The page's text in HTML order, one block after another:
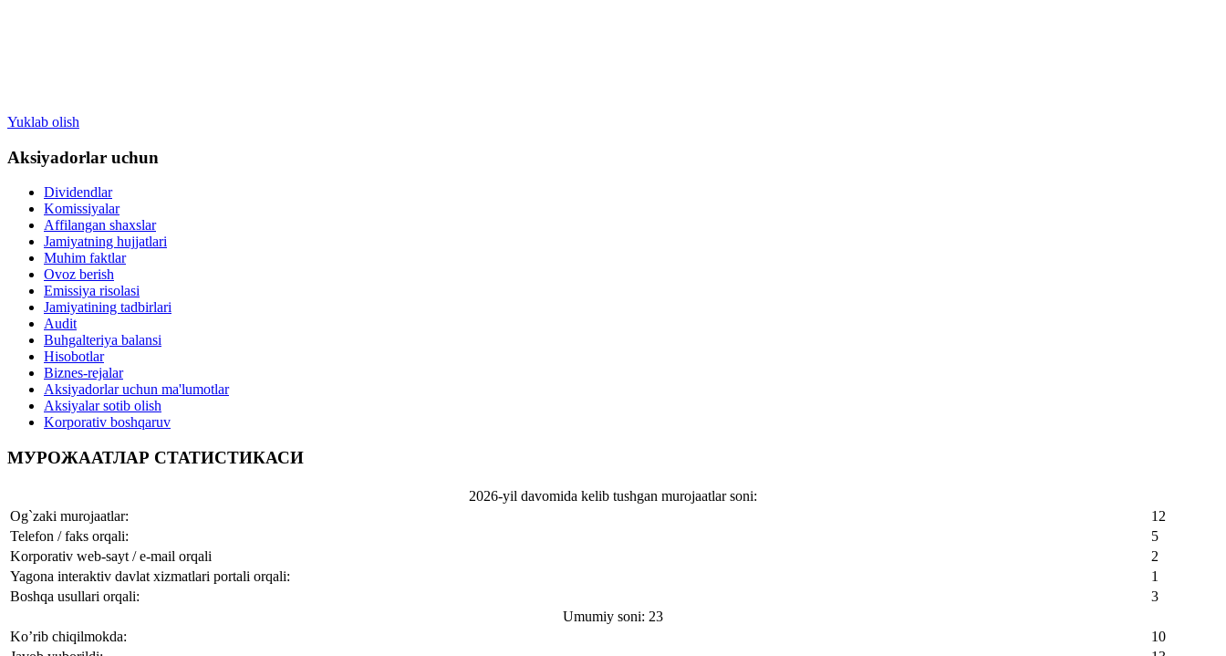
Yuklab olish
Aksiyadorlar uchun
Dividendlar
Komissiyalar
Affilangan shaxslar
Jamiyatning hujjatlari
Muhim faktlar
Ovoz berish
Emissiya risolasi
Jamiyatining tadbirlari
Audit
Buhgalteriya balansi
Hisobotlar
Biznes-rejalar
Aksiyadorlar uchun ma'lumotlar
Aksiyalar sotib olish
Korporativ boshqaruv
МУРОЖААТЛАР СТАТИСТИКАСИ
2026-yil davomida kelib tushgan murojaatlar soni:
Og`zaki murojaatlar:
12
Telefon / faks orqali:
5
Korporativ web-sayt / e-mail orqali
2
Yagona interaktiv davlat xizmatlari portali orqali:
1
Boshqa usullari orqali:
3
Umumiy soni: 23
Ko’rib chiqilmokda:
10